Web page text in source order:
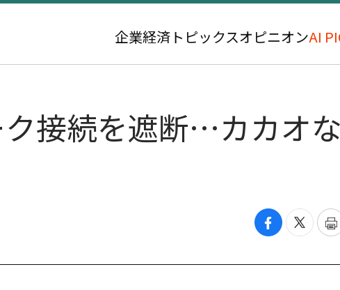
企業経済 トピックスオピニオンAI
接続を遮断…カカオ